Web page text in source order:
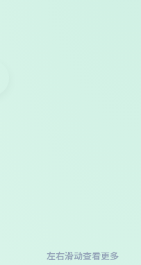
左右滑动查看更多